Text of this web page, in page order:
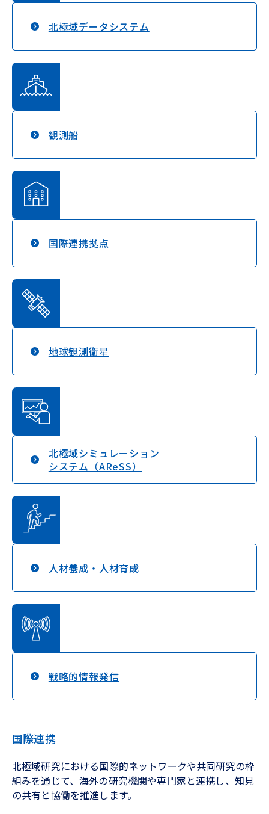
北極域データシステム
観測船
国際連携拠点
地球観測衛星
北極域シミュレーション
システム（AReSS）
人材養成・人材育成
戦略的情報発信
国際連携
北極域研究における国際的ネットワークや共同研究の枠
組みを通じて、海外の研究機関や専門家と連携し、知見
の共有と協働を推進します。